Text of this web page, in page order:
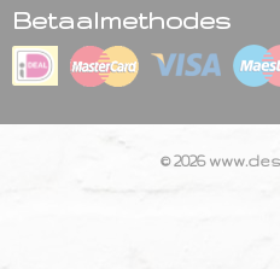
Betaalmethodes
© 2026